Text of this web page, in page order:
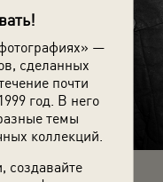
—
сделанных
почти
год. В него
темы
коллекций.
создавайте